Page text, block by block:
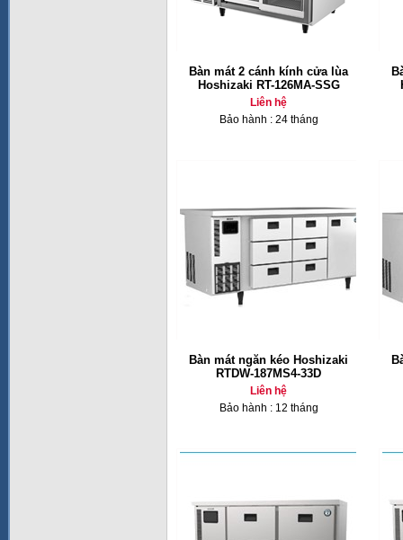
Bàn mát 2 cánh kính cửa lùa
Hoshizaki RT-126MA-SSG
Liên hệ
Bảo hành : 24 tháng
Bàn mát ngăn kéo Hoshizaki
RTDW-187MS4-33D
Liên hệ
Bảo hành : 12 tháng